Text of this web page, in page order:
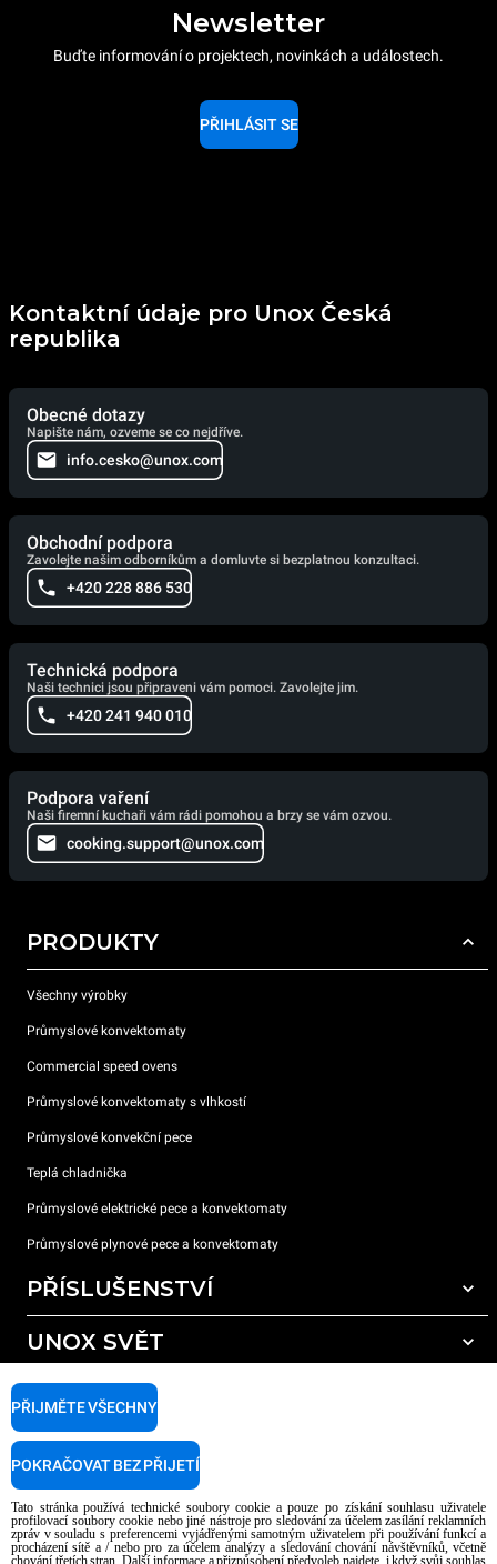
Newsletter
Buďte informování o projektech, novinkách a událostech.
PŘIHLÁSIT SE
Kontaktní údaje pro Unox Česká
republika
Obecné dotazy
Napište nám, ozveme se co nejdříve.
info.cesko@unox.com
Obchodní podpora
Zavolejte našim odborníkům a domluvte si bezplatnou konzultaci.
+420 228 886 530
Technická podpora
Naši technici jsou připraveni vám pomoci. Zavolejte jim.
+420 241 940 010
Podpora vaření
Naši firemní kuchaři vám rádi pomohou a brzy se vám ozvou.
cooking.support@unox.com
PRODUKTY
Všechny výrobky
Průmyslové konvektomaty
Commercial speed ovens
Průmyslové konvektomaty s vlhkostí
Průmyslové konvekční pece
Teplá chladnička
Průmyslové elektrické pece a konvektomaty
Průmyslové plynové pece a konvektomaty
PŘÍSLUŠENSTVÍ
Všechna příslušenství
Čisticí prostředky pro ruční mytí
Úprava vody pryskyřičnými filtry
Úprava vody reverzní osmózou
UNOX SVĚT
Naše pobočky po celém světě
PODPORA
Najděte Servisní Střediska
AI Content Disclaimer
Privacy policy Cookie policy
Tato stránka používá technické soubory cookie a pouze po získání souhlasu uživatele
profilovací soubory cookie nebo jiné nástroje pro sledování za účelem zasílání reklamních
zpráv v souladu s preferencemi vyjádřenými samotným uživatelem při používání funkcí a
procházení sítě a / nebo pro za účelem analýzy a sledování chování návštěvníků, včetně
chování třetích stran. Další informace a přizpůsobení předvoleb najdete, i když svůj souhlas
PŘIJMĚTE VŠECHNY
POKRAČOVAT BEZ PŘIJETÍ